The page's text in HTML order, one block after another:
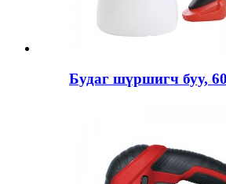
Будаг шүршигч буу,